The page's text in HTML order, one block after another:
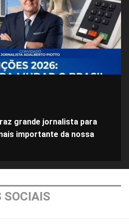
MessengerTelegramGettr
grande jornalista para
importante da nossa
SOCIAIS